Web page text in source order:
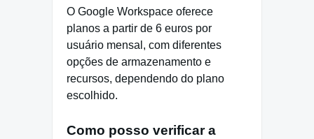
O Google Workspace oferece
planos a partir de 6 euros por
usuário mensal, com diferentes
opções de armazenamento e
recursos, dependendo do plano
escolhido.
Como posso verificar a